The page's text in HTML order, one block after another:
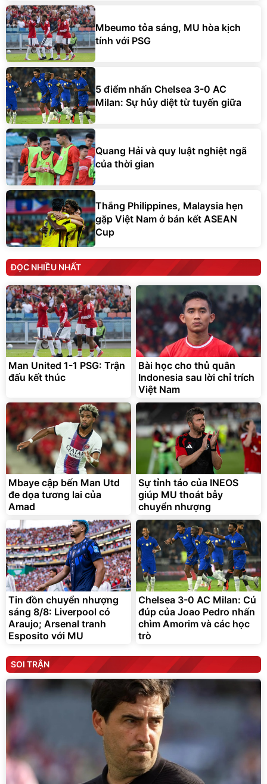
Mbeumo tỏa sáng, MU hòa kịch
tính với PSG
5 điểm nhấn Chelsea 3-0 AC
Milan: Sự hủy diệt từ tuyến giữa
Quang Hải và quy luật nghiệt ngã
của thời gian
Thắng Philippines, Malaysia hẹn
gặp Việt Nam ở bán kết ASEAN
Cup
ĐỌC NHIỀU NHẤT
Man United 1-1 PSG: Trận
đấu kết thúc
Bài học cho thủ quân
Indonesia sau lời chỉ trích
Việt Nam
Mbaye cập bến Man Utd
đe dọa tương lai của
Amad
Sự tỉnh táo của INEOS
giúp MU thoát bẫy
chuyển nhượng
Tin đồn chuyển nhượng
sáng 8/8: Liverpool có
Araujo; Arsenal tranh
Esposito với MU
Chelsea 3-0 AC Milan: Cú
đúp của Joao Pedro nhấn
chìm Amorim và các học
trò
SOI TRẬN